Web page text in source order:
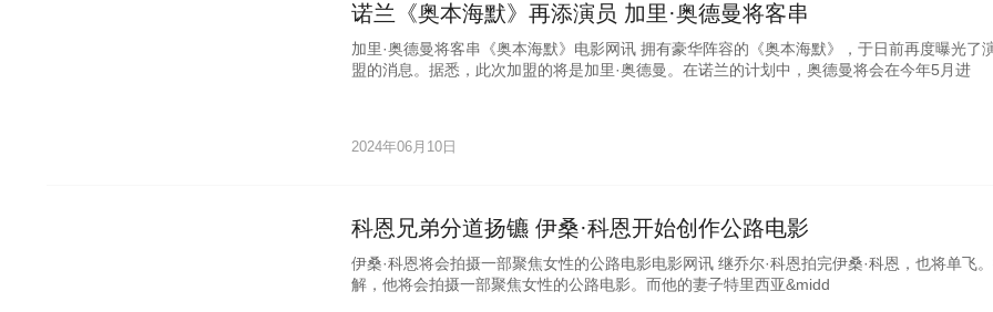
诺兰《奥本海默》再添演员 加里·奥德曼将客串
加里·奥德曼将客串《奥本海默》电影网讯 拥有豪华阵容的《奥本海默》，于日前再度曝光了
盟的消息。据悉，此次加盟的将是加里·奥德曼。在诺兰的计划中，奥德曼将会在今年5月进
2024年06月10日
科恩兄弟分道扬镳 伊桑·科恩开始创作公路电影
伊桑·科恩将会拍摄一部聚焦女性的公路电影电影网讯 继乔尔·科恩拍完伊桑·科恩，也将单飞
解，他将会拍摄一部聚焦女性的公路电影。而他的妻子特里西亚&midd